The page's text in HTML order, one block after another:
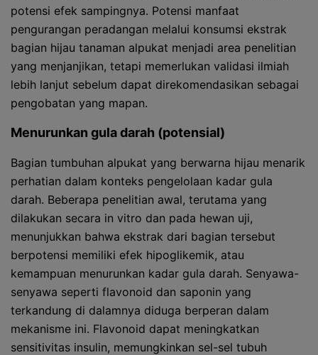
potensi efek sampingnya. Potensi manfaat
pengurangan peradangan melalui konsumsi ekstrak
bagian hijau tanaman alpukat menjadi area penelitian
yang menjanjikan, tetapi memerlukan validasi ilmiah
lebih lanjut sebelum dapat direkomendasikan sebagai
pengobatan yang mapan.
Menurunkan gula darah (potensial)
Bagian tumbuhan alpukat yang berwarna hijau menarik
perhatian dalam konteks pengelolaan kadar gula
darah. Beberapa penelitian awal, terutama yang
dilakukan secara in vitro dan pada hewan uji,
menunjukkan bahwa ekstrak dari bagian tersebut
berpotensi memiliki efek hipoglikemik, atau
kemampuan menurunkan kadar gula darah. Senyawa-
senyawa seperti flavonoid dan saponin yang
terkandung di dalamnya diduga berperan dalam
mekanisme ini. Flavonoid dapat meningkatkan
sensitivitas insulin, memungkinkan sel-sel tubuh